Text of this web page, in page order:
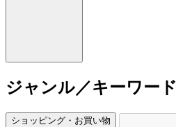
ジャンル／キーワード
ショッピング・お買い物